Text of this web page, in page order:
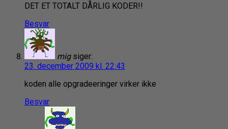
DET ET TOTALT DÅRLIG KODER!!
Besvar
mig siger:
23. december 2009 kl. 22:43
koden alle opgradeeringer virker ikke
Besvar